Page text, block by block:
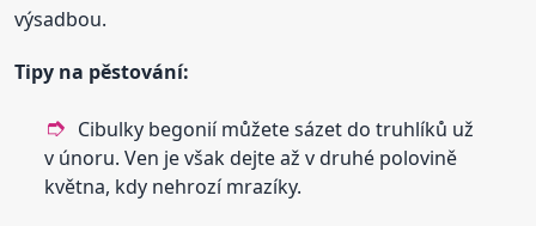
výsadbou.
Tipy na pěstování:
Cibulky begonií můžete sázet do truhlíků už
v únoru. Ven je však dejte až v druhé polovině
května, kdy nehrozí mrazíky.